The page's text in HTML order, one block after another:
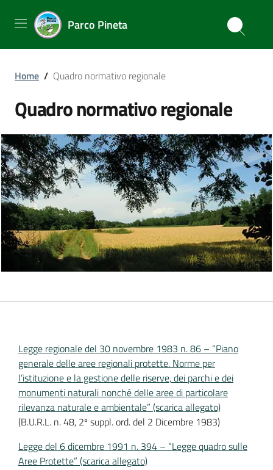
Parco Pineta
Home / Quadro normativo regionale
Quadro normativo regionale
Legge regionale del 30 novembre 1983 n. 86 – “Piano
generale delle aree regionali protette. Norme per
l’istituzione e la gestione delle riserve, dei parchi e dei
monumenti naturali nonché delle aree di particolare
rilevanza naturale e ambientale” (scarica allegato)
(B.U.R.L. n. 48, 2º suppl. ord. del 2 Dicembre 1983)
Legge del 6 dicembre 1991 n. 394 – “Legge quadro sulle
Aree Protette” (scarica allegato)